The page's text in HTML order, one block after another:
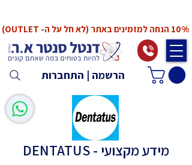
הרשמה | התחברות
10% הנחה למזמינים באתר (לא חל על ה- OUTLET)
מידע מקצועי - DENTATUS